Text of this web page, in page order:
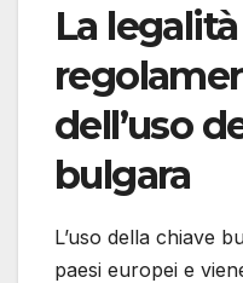
La
dell’uso
bulgara
L’uso della chiave
paesi europei e